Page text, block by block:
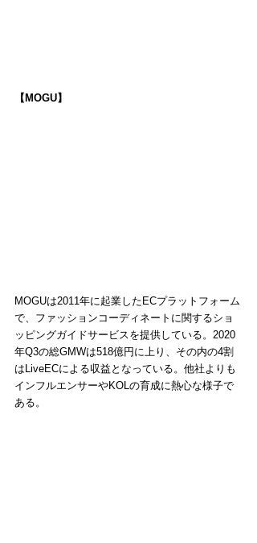
【MOGU】
MOGUは2011年に起業したECプラットフォーム
で、ファッションコーディネートに関するショ
ッピングガイドサービスを提供している。2020
年Q3の総GMWは518億円に上り、その内の4割
はLiveECによる収益となっている。他社よりも
インフルエンサーやKOLの育成に熱心な様子で
ある。